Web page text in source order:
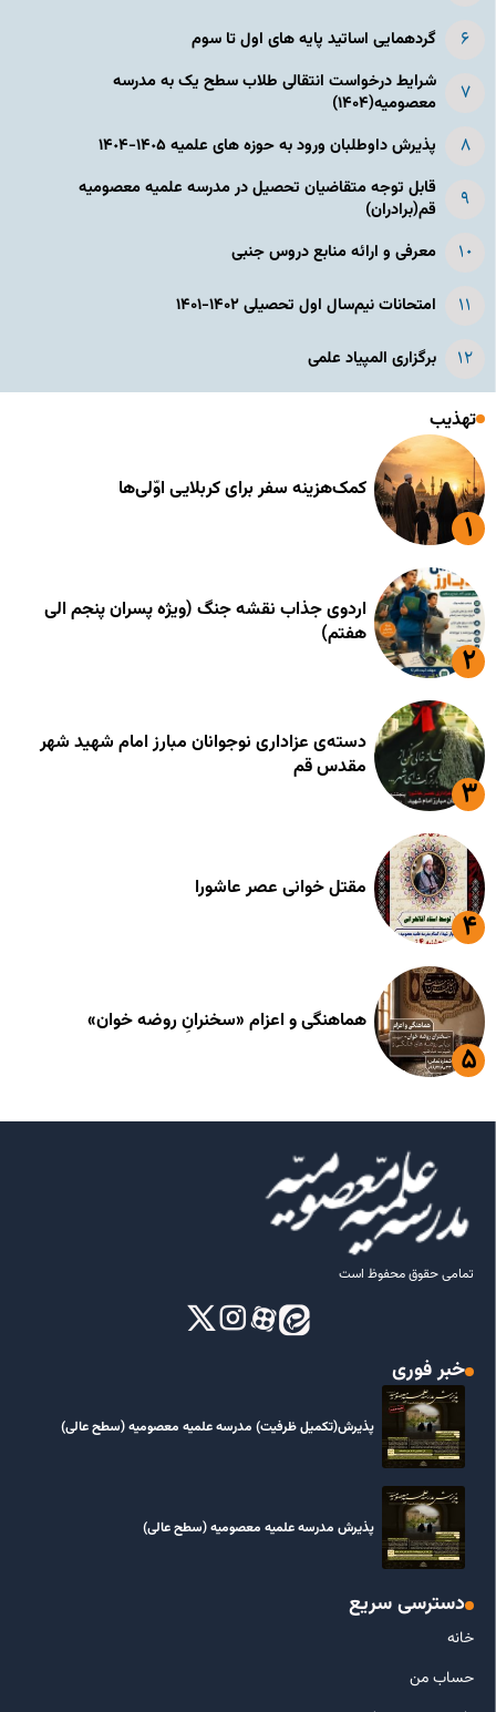
گردهمایی اساتید پایه های اول تا سوم
شرایط درخواست انتقالی طلاب سطح یک به مدرسه
معصومیه(۱۴۰۴)
پذیرش داوطلبان ورود به حوزه های علمیه ١۴٠۵-١۴٠۴
قابل توجه متقاضیان تحصیل در مدرسه علمیه معصومیه
قم(برادران)
معرفی و ارائه منابع دروس جنبی
امتحانات نیم‌سال اول تحصیلی ۱۴۰۲-۱۴۰۱
برگزاری المپیاد علمی
تهذیب
کمک‌هزینه سفر برای کربلایی اوّلی‌ها
اردوی جذاب نقشه جنگ (ویژه پسران پنجم الی
هفتم)
دسته‌ی عزاداری نوجوانان مبارز امام شهید شهر
مقدس قم
مقتل خوانی عصر عاشورا
هماهنگی و اعزام «سخنرانِ روضه خوان»
تمامی حقوق محفوظ است
خبر فوری
پذیرش(تکمیل ظرفیت) مدرسه علمیه معصومیه‌ (سطح عالی)
پذیرش مدرسه علمیه معصومیه‌ (سطح عالی)
دسترسی سریع
خانه
حساب من